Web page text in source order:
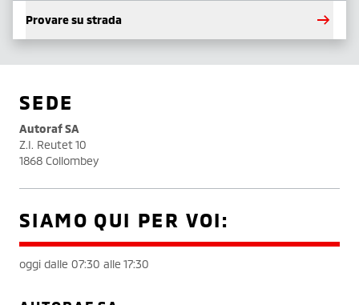
Provare su strada
SEDE
Autoraf SA
Z.I. Reutet 10
1868 Collombey
SIAMO QUI PER VOI:
oggi dalle 07:30 alle 17:30